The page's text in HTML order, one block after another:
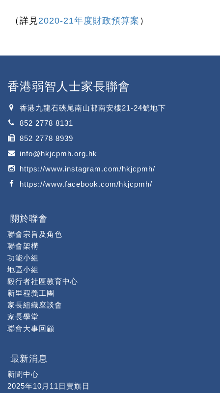
（詳見2020-21年度財政預算案 ）
香港弱智人士家長聯會
香港九龍石硤尾南山邨南安樓21-24號地下
852 2778 8131
852 2778 8939
info@hkjcpmh.org.hk
https://www.instagram.com/hkjcpmh/
https://www.facebook.com/hkjcpmh/
關於聯會
聯會宗旨及角色
聯會架構
功能小組
地區小組
毅行者社區教育中心
新里程義工團
家長組織座談會
家長學堂
聯會大事回顧
最新消息
新聞中心
2025年10月11日賣旗日